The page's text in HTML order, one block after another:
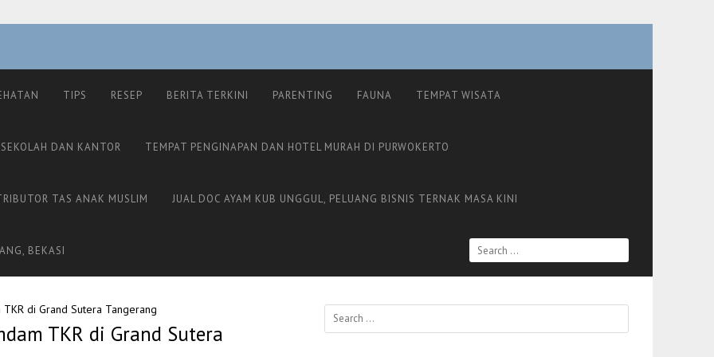
TIPS RESEP BERITA TERKINI PARENTING FAUNA TEMPAT WISATA
DAN KANTOR TEMPAT PENGINAPAN DAN HOTEL MURAH DI PURWOKERTO
TAS ANAK MUSLIM JUAL DOC AYAM KUB UNGGUL, PELUANG BISNIS TERNAK MASA KINI
BEKASI
SEARCH
FOR:
di Grand Sutera Tangerang
TKR di Grand Sutera
Search
for: